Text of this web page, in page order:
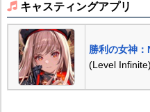
キャスティングアプリ
勝利の女神：
(Level Infinite)